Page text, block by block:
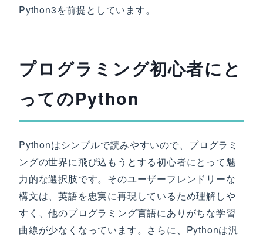
Python3を前提としています。
プログラミング初心者にと
ってのPython
Pythonはシンプルで読みやすいので、プログラミ
ングの世界に飛び込もうとする初心者にとって魅
力的な選択肢です。そのユーザーフレンドリーな
構文は、英語を忠実に再現しているため理解しや
すく、他のプログラミング言語にありがちな学習
曲線が少なくなっています。さらに、Pythonは汎